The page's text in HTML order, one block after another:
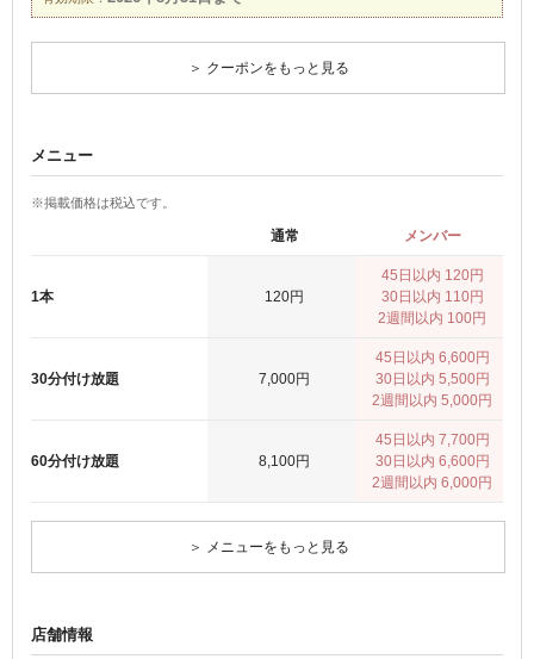
＞ クーポンをもっと見る
メニュー
※掲載価格は税込です。
通常 メンバー
1本 120円
45日以内 120円
30日以内 110円
2週間以内 100円
30分付け放題 7,000円
45日以内 6,600円
30日以内 5,500円
2週間以内 5,000円
60分付け放題 8,100円
45日以内 7,700円
30日以内 6,600円
2週間以内 6,000円
＞ メニューをもっと見る
店舗情報